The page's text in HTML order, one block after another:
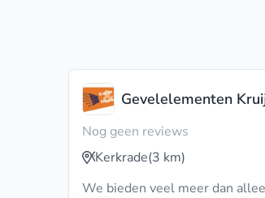
Gevelelementen
Nog geen reviews
Kerkrade(3 km)
We bieden veel meer dan